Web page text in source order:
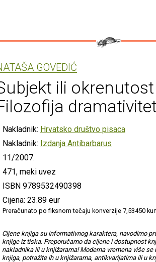
GOVEDIĆ
ili
Nakladnik: Hrvatsko društvo pisaca
Nakladnik: Izdanja Antibarbarus
11/2007.
471, meki uvez
ISBN 9789532490398
Cijena: 23.89 eur
Preračunato po fiksnom tečaju konverzije 7,53450
Cijene knjiga su informativnog karaktera, navodimo
knjige iz tiska. Preporučamo da cijene i dostupnost
nakladnika ili u knjižarama! Moderna vremena više se
knjiga, potražite ih u knjižarama, antikvarijatima ili u